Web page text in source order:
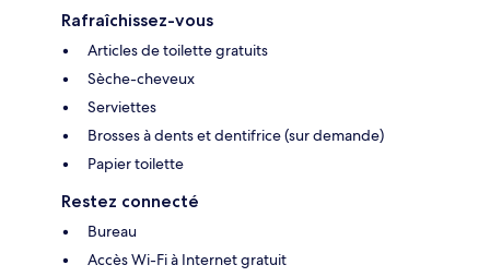
Rafraîchissez-vous
Articles de toilette gratuits
Sèche-cheveux
Serviettes
Brosses à dents et dentifrice (sur demande)
Papier toilette
Restez connecté
Bureau
Accès Wi-Fi à Internet gratuit